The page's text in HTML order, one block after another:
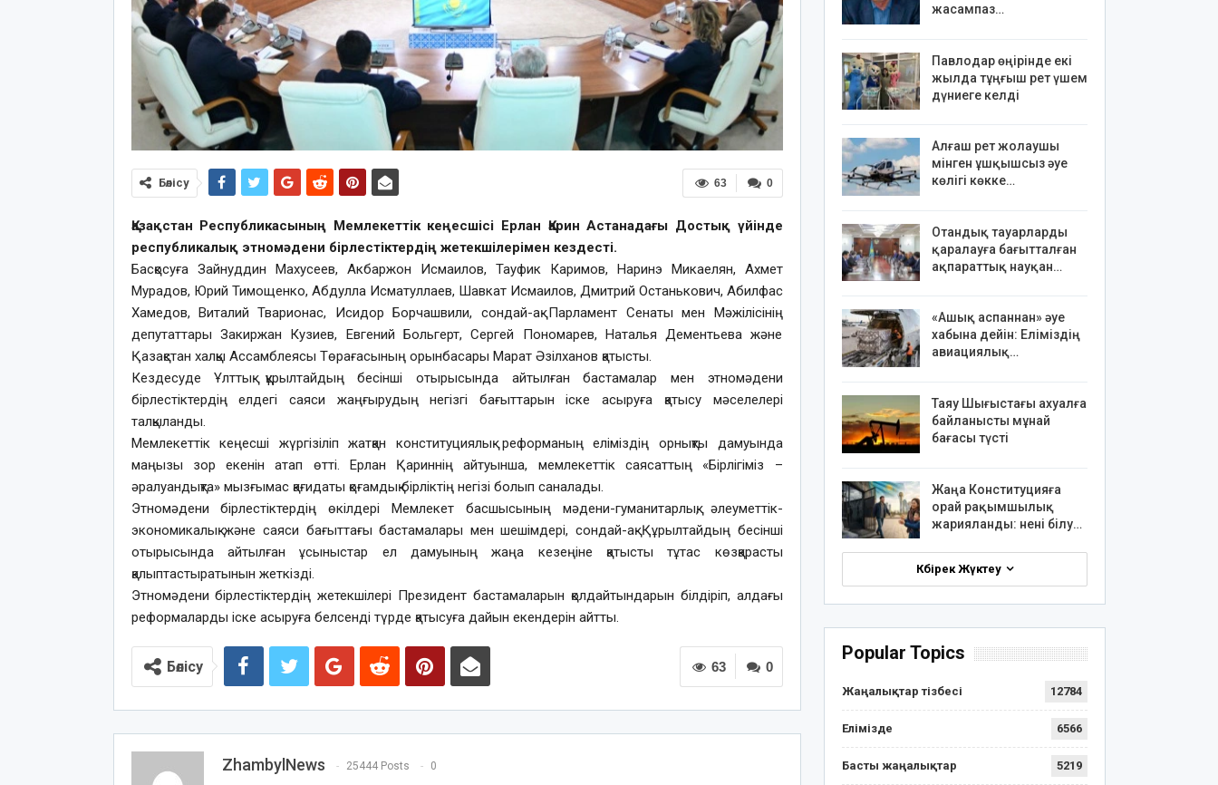
0
63
Бөлісу
Қазақстан Республикасының Мемлекеттік кеңесшісі Ерлан Қарин Астанадағы Достық үйінде
республикалық этномәдени бірлестіктердің жетекшілерімен кездесті.
Басқосуға Зайнуддин Махусеев, Акбаржон Исмаилов, Тауфик Каримов, Наринэ Микаелян, Ахмет
Мурадов, Юрий Тимощенко, Абдулла Исматуллаев, Шавкат Исмаилов, Дмитрий Останькович, Абилфас
Хамедов, Виталий Тварионас, Исидор Борчашвили, сондай-ақ Парламент Сенаты мен Мәжілісінің
депутаттары Закиржан Кузиев, Евгений Больгерт, Сергей Пономарев, Наталья Дементьева және
Қазақстан халқы Ассамблеясы Төрағасының орынбасары Марат Әзілханов қатысты.
Кездесуде Ұлттық құрылтайдың бесінші отырысында айтылған бастамалар мен этномәдени
бірлестіктердің елдегі саяси жаңғырудың негізгі бағыттарын іске асыруға қатысу мәселелері
талқыланды.
Мемлекеттік кеңесші жүргізіліп жатқан конституциялық реформаның еліміздің орнықты дамуында
маңызы зор екенін атап өтті. Ерлан Қариннің айтуынша, мемлекеттік саясаттың «Бірлігіміз –
әралуандықта» мызғымас қағидаты қоғамдық бірліктің негізі болып саналады.
Этномәдени бірлестіктердің өкілдері Мемлекет басшысының мәдени-гуманитарлық, әлеуметтік-
экономикалық және саяси бағыттағы бастамалары мен шешімдері, сондай-ақ Құрылтайдың бесінші
отырысында айтылған ұсыныстар ел дамуының жаңа кезеңіне қатысты тұтас көзқарасты
қалыптастыратынын жеткізді.
Этномәдени бірлестіктердің жетекшілері Президент бастамаларын қолдайтындарын білдіріп, алдағы
реформаларды іске асыруға белсенді түрде қатысуға дайын екендерін айтты.
0
63
Бөлісу
ZhambylNews 25444 Posts 0
жасампаз…
Павлодар өңірінде екі
жылда тұңғыш рет үшем
дүниеге келді
Алғаш рет жолаушы
мінген ұшқышсыз әуе
көлігі көкке…
Отандық тауарларды
қаралауға бағытталған
ақпараттық науқан…
«Ашық аспаннан» әуе
хабына дейін: Еліміздің
авиациялық…
Таяу Шығыстағы ахуалға
байланысты мұнай
бағасы түсті
Жаңа Конституцияға
орай рақымшылық
жарияланды: нені білу…
Көбірек Жүктеу
Popular Topics
Жаңалықтар тізбесі 12784
Елімізде 6566
Басты жаңалықтар 5219